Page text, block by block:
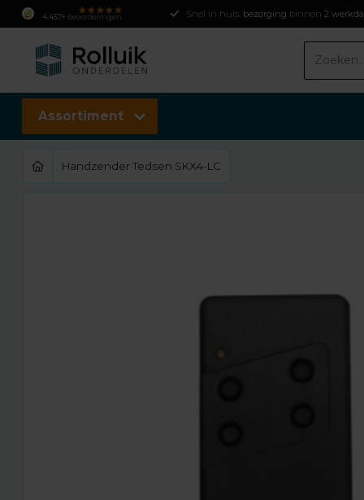
4.457+ beoordelingen Snel in huis: bezorging binnen 2
Assortiment
Handzender Tedsen SKX4-LC